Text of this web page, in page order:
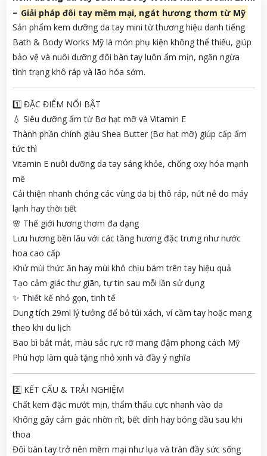
– Giải pháp đôi tay mềm mại, ngát hương thơm từ Mỹ
Sản phẩm kem dưỡng da tay mini từ thương hiệu danh tiếng
Bath & Body Works Mỹ là món phụ kiện không thể thiếu, giúp
bảo vệ và nuôi dưỡng đôi bàn tay luôn ẩm mịn, ngăn ngừa
tình trạng khô ráp và lão hóa sớm.
1️⃣ ĐẶC ĐIỂM NỔI BẬT
💧 Siêu dưỡng ẩm từ Bơ hạt mỡ và Vitamin E
Thành phần chính giàu Shea Butter (Bơ hạt mỡ) giúp cấp ẩm
tức thì
Vitamin E nuôi dưỡng da tay sáng khỏe, chống oxy hóa mạnh
mẽ
Cải thiện nhanh chóng các vùng da bị thô ráp, nứt nẻ do máy
lạnh hay thời tiết
🌸 Thế giới hương thơm đa dạng
Lưu hương bền lâu với các tầng hương đặc trưng như nước
hoa cao cấp
Khử mùi thức ăn hay mùi khó chịu bám trên tay hiệu quả
Tạo cảm giác thư giãn, tự tin sau mỗi lần sử dụng
✨ Thiết kế nhỏ gọn, tinh tế
Dung tích 29ml lý tưởng để bỏ túi xách, ví cầm tay hoặc mang
theo khi du lịch
Bao bì bắt mắt, màu sắc rực rỡ mang đậm phong cách Mỹ
Phù hợp làm quà tặng nhỏ xinh và đầy ý nghĩa
2️⃣ KẾT CẤU & TRẢI NGHIỆM
Chất kem đặc mướt mịn, thẩm thấu cực nhanh vào da
Không gây cảm giác nhờn rít, bết dính hay bóng dầu sau khi
thoa
Đôi bàn tay trở nên mềm mại như lụa và tràn đầy sức sống